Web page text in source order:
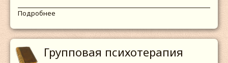
Подробнее
Групповая психотерапия